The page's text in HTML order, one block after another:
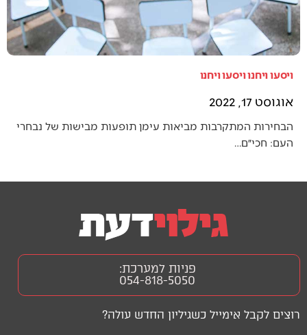
ויסעו ויחנו ויסעו ויחנו
אוגוסט 17, 2022
הבחירות המתקרבות מביאות עימן תופעות מבישות של נבחרי
העם: חכי״ם…
רוצים לקבל אימייל כשגיליון החדש עולה?
פניות למערכת:
054-818-5050